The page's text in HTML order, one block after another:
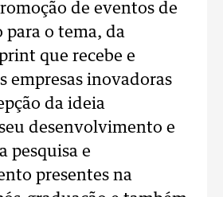
de eventos de
para o tema, da
que recebe e
empresas inovadoras
da ideia
desenvolvimento e
pesquisa e
presentes na